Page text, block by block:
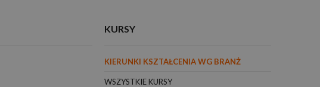
KURSY
KIERUNKI KSZTAŁCENIA WG BRANŻ
WSZYSTKIE KURSY